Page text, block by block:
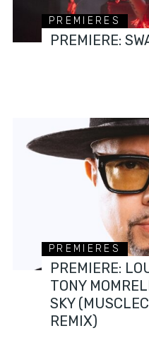
PREMIERES
PREMIERE:
PREMIERES
PREMIERE:
TONY
SKY
REMIX)